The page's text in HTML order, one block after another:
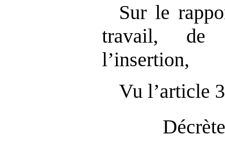
Sur le
travail, de
l’insertion,
Vu l’article